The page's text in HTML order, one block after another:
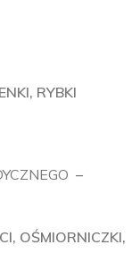
RYBKI
–
OŚMIORNICZKI,